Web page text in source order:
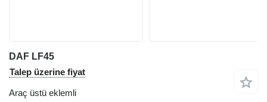
DAF LF45
Talep üzerine fiyat
Araç üstü eklemli